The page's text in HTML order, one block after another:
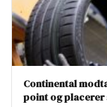
Continental
point og placerer